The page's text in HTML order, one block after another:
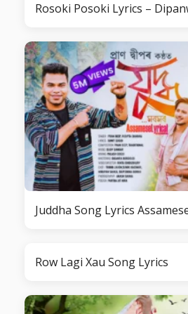
Rosoki Posoki Lyrics –
Juddha Song Lyrics
Row Lagi Xau Song Lyrics